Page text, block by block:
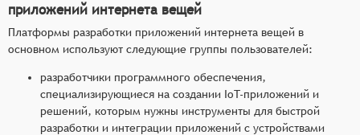
приложений интернета вещей
Платформы разработки приложений интернета вещей в
основном используют следующие группы пользователей:
разработчики программного обеспечения,
специализирующиеся на создании IoT-приложений и
решений, которым нужны инструменты для быстрой
разработки и интеграции приложений с устройствами